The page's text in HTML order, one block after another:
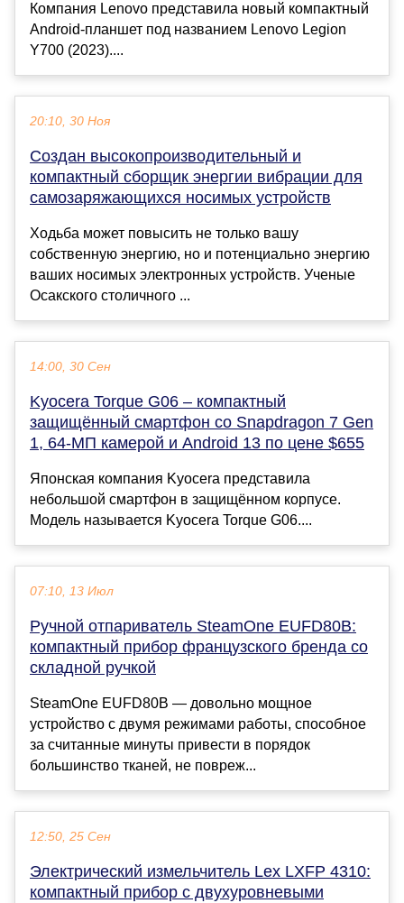
Компания Lenovo представила новый компактный
Android-планшет под названием Lenovo Legion
Y700 (2023)....
20:10, 30 Ноя
Создан высокопроизводительный и
компактный сборщик энергии вибрации для
самозаряжающихся носимых устройств
Ходьба может повысить не только вашу
собственную энергию, но и потенциально энергию
ваших носимых электронных устройств. Ученые
Осакского столичного ...
14:00, 30 Сен
Kyocera Torque G06 – компактный
защищённый смартфон со Snapdragon 7 Gen
1, 64-МП камерой и Android 13 по цене $655
Японская компания Kyocera представила
небольшой смартфон в защищённом корпусе.
Модель называется Kyocera Torque G06....
07:10, 13 Июл
Ручной отпариватель SteamOne EUFD80B:
компактный прибор французского бренда со
складной ручкой
SteamOne EUFD80B — довольно мощное
устройство с двумя режимами работы, способное
за считанные минуты привести в порядок
большинство тканей, не повреж...
12:50, 25 Сен
Электрический измельчитель Lex LXFP 4310:
компактный прибор с двухуровневыми